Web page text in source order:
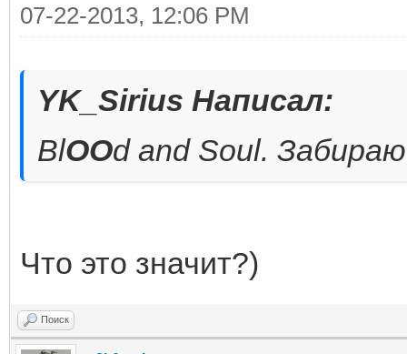
07-22-2013, 12:06 PM
YK_Sirius Написал:
BlOOd and Soul.
Что это значит?)
Поиск